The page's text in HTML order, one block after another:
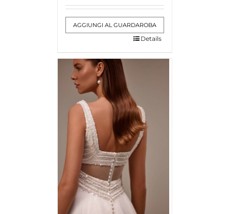
AGGIUNGI AL GUARDAROBA
Details